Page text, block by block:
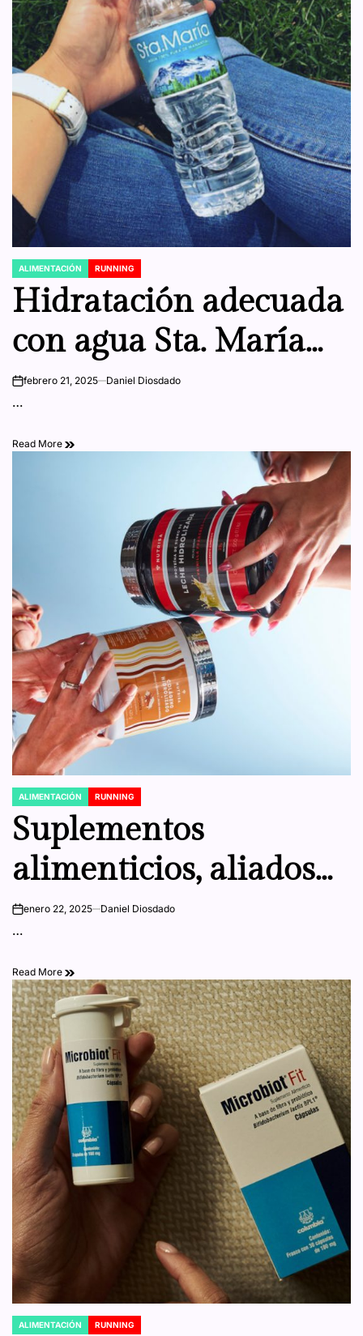
POSTED
IN
ALIMENTACIÓN RUNNING
Hidratación adecuada
con agua Sta. María
para potenciar el
onfebrero 21, 2025 Daniel Diosdado
…
Read More
POSTED
IN
ALIMENTACIÓN RUNNING
Suplementos
alimenticios, aliados
para mejorar la
onenero 22, 2025 Daniel Diosdado
…
Read More
POSTED
ALIMENTACIÓN RUNNING